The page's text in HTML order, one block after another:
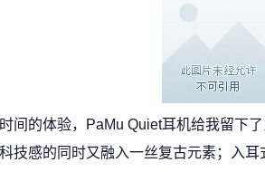
间的体验，PaMu Quiet耳机给我留下
技感的同时又融入一丝复古元素；入